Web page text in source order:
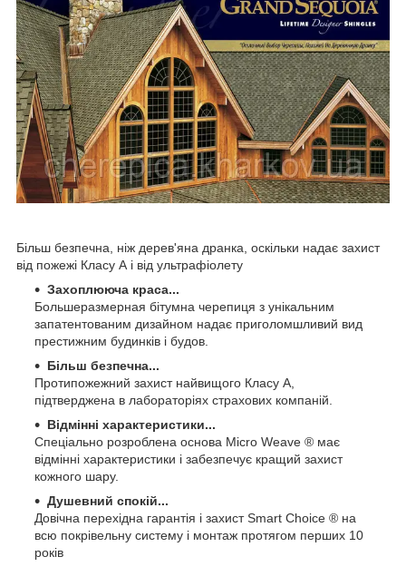
Більш безпечна, ніж дерев'яна дранка, оскільки надає захист
від пожежі Класу А і від ультрафіолету
Захоплююча краса...
Большеразмерная бітумна черепиця з унікальним
запатентованим дизайном надає приголомшливий вид
престижним будинків і будов.
Більш безпечна...
Протипожежний захист найвищого Класу А,
підтверджена в лабораторіях страхових компаній.
Відмінні характеристики...
Спеціально розроблена основа Micro Weave ® має
відмінні характеристики і забезпечує кращий захист
кожного шару.
Душевний спокій...
Довічна перехідна гарантія і захист Smart Choice ® на
всю покрівельну систему і монтаж протягом перших 10
років